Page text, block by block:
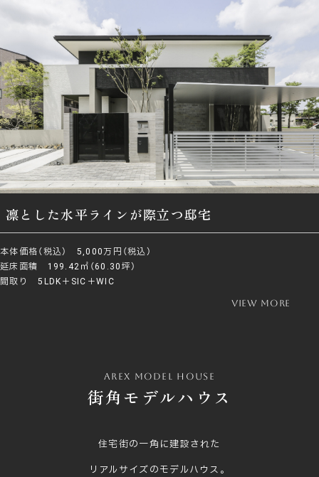
凛とした水平ラインが際立つ邸宅
本体価格（税込） 5,000万円（税込）
延床面積 199.42㎡（60.30坪）
間取り 5LDK＋SIC＋WIC
view more
街角モデルハウス
arex model house
住宅街の一角に建設された
リアルサイズのモデルハウス。